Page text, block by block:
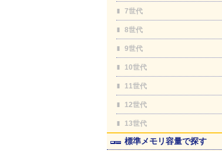
7世代
8世代
9世代
10世代
11世代
12世代
13世代
標準メモリ容量で探す